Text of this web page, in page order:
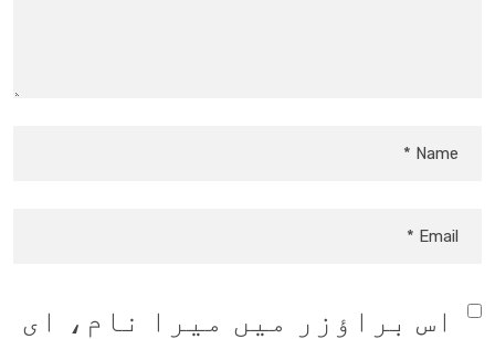
اس براؤزر میں میرا نام، ای